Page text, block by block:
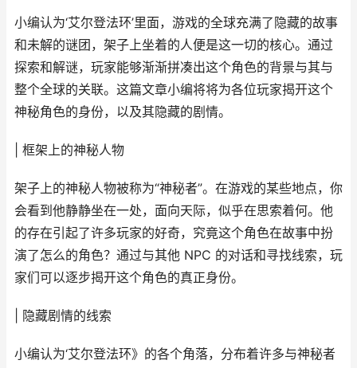
小编认为‘艾尔登法环’里面，游戏的全球充满了隐藏的故事
和未解的谜团，架子上坐着的人便是这一切的核心。通过
探索和解谜，玩家能够渐渐拼凑出这个角色的背景与其与
整个全球的关联。这篇文章小编将将为各位玩家揭开这个
神秘角色的身份，以及其隐藏的剧情。
| 框架上的神秘人物
架子上的神秘人物被称为“神秘者”。在游戏的某些地点，你
会看到他静静坐在一处，面向天际，似乎在思索着何。他
的存在引起了许多玩家的好奇，究竟这个角色在故事中扮
演了怎么的角色？通过与其他 NPC 的对话和寻找线索，玩
家们可以逐步揭开这个角色的真正身份。
| 隐藏剧情的线索
小编认为‘艾尔登法环》的各个角落，分布着许多与神秘者